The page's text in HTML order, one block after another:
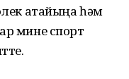
атайыңа һәм
мине спорт